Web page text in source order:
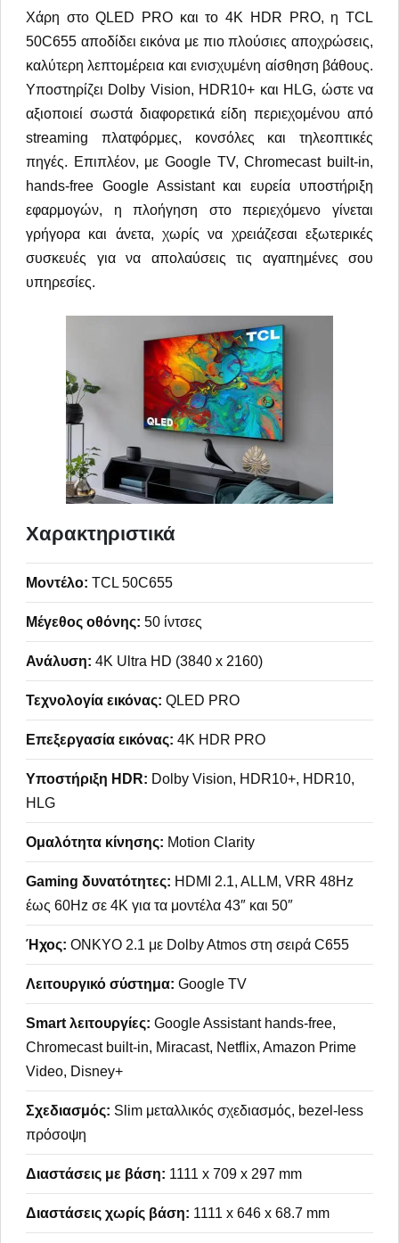
Χάρη στο QLED PRO και το 4K HDR PRO, η TCL
50C655 αποδίδει εικόνα με πιο πλούσιες αποχρώσεις,
καλύτερη λεπτομέρεια και ενισχυμένη αίσθηση βάθους.
Υποστηρίζει Dolby Vision, HDR10+ και HLG, ώστε να
αξιοποιεί σωστά διαφορετικά είδη περιεχομένου από
streaming πλατφόρμες, κονσόλες και τηλεοπτικές
πηγές. Επιπλέον, με Google TV, Chromecast built-in,
hands-free Google Assistant και ευρεία υποστήριξη
εφαρμογών, η πλοήγηση στο περιεχόμενο γίνεται
γρήγορα και άνετα, χωρίς να χρειάζεσαι εξωτερικές
συσκευές για να απολαύσεις τις αγαπημένες σου
υπηρεσίες.
Χαρακτηριστικά
Μοντέλο: TCL 50C655
Μέγεθος οθόνης: 50 ίντσες
Ανάλυση: 4K Ultra HD (3840 x 2160)
Τεχνολογία εικόνας: QLED PRO
Επεξεργασία εικόνας: 4K HDR PRO
Υποστήριξη HDR: Dolby Vision, HDR10+, HDR10,
HLG
Ομαλότητα κίνησης: Motion Clarity
Gaming δυνατότητες: HDMI 2.1, ALLM, VRR 48Hz
έως 60Hz σε 4K για τα μοντέλα 43″ και 50″
Ήχος: ONKYO 2.1 με Dolby Atmos στη σειρά C655
Λειτουργικό σύστημα: Google TV
Smart λειτουργίες: Google Assistant hands-free,
Chromecast built-in, Miracast, Netflix, Amazon Prime
Video, Disney+
Σχεδιασμός: Slim μεταλλικός σχεδιασμός, bezel-less
πρόσοψη
Διαστάσεις με βάση: 1111 x 709 x 297 mm
Διαστάσεις χωρίς βάση: 1111 x 646 x 68.7 mm